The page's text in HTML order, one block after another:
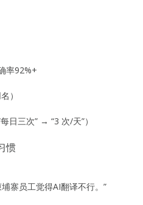
率92%+
）
日三次” → “3 次/天”）
惯
寨员工觉得AI翻译不行。”